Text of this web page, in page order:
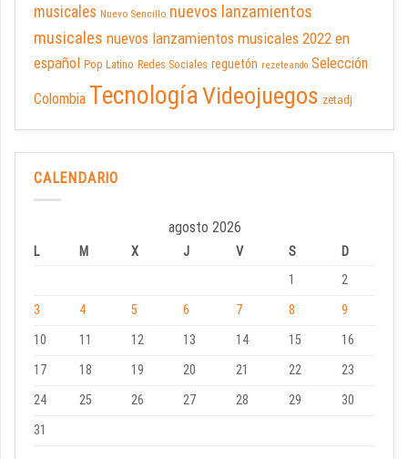
musicales Nuevo Sencillo nuevos lanzamientos
musicales nuevos lanzamientos musicales 2022 en
español Pop Latino Redes Sociales reguetón rezeteando Selección
Colombia TecnologíaVideojuegos zetadj
CALENDARIO
agosto 2026
L M X J V S
D
1
2
3
4 5 6 7 8
9
10
11 12 13 14 15
16
17
18 19 20 21 22
23
24
25 26 27 28 29
30
31